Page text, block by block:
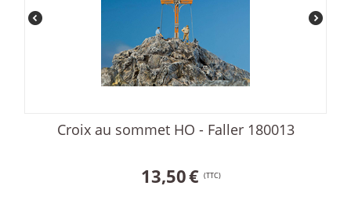
Croix au sommet HO - Faller 180013
13,50€ (TTC)